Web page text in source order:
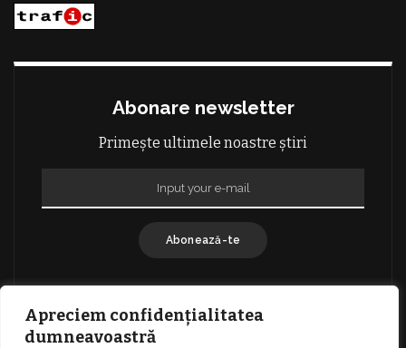
Apreciem confidențialitatea
dumneavoastră
Abonare newsletter
Primește ultimele noastre știri
Abonează-te